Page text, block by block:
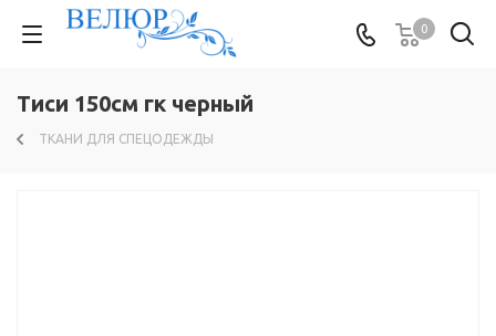
0
Тиси 150см гк черный
ТКАНИ ДЛЯ СПЕЦОДЕЖДЫ